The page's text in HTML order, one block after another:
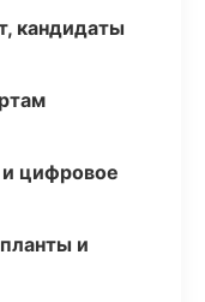
кандидаты
цифровое
и